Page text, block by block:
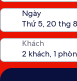
Ngày
Khách